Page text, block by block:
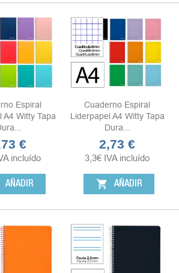
Espiral
A4 Witty Tapa
€
incluído
AÑADIR
Cuaderno Espiral
Liderpapel A4 Witty Tapa
Dura...
Precio
2,73 €
3,3€ IVA incluído
shopping_cart AÑADIR